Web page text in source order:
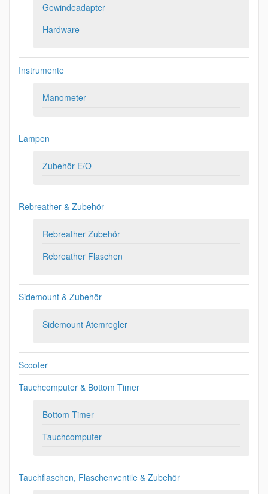
Gewindeadapter
Hardware
Instrumente
Manometer
Lampen
Zubehör E/O
Rebreather & Zubehör
Rebreather Zubehör
Rebreather Flaschen
Sidemount & Zubehör
Sidemount Atemregler
Scooter
Tauchcomputer & Bottom Timer
Bottom Timer
Tauchcomputer
Tauchflaschen, Flaschenventile & Zubehör